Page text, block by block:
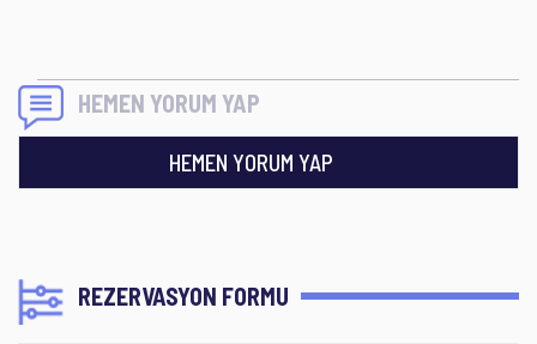
HEMEN YORUM YAP
HEMEN YORUM YAP
REZERVASYON FORMU